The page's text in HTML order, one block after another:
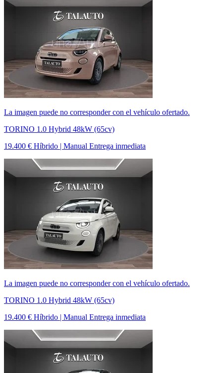
La imagen puede no corresponder con el vehículo ofertado.
TORINO 1.0 Hybrid 48kW (65cv)
19.400 € Híbrido | Manual Entrega inmediata
La imagen puede no corresponder con el vehículo ofertado.
TORINO 1.0 Hybrid 48kW (65cv)
19.400 € Híbrido | Manual Entrega inmediata